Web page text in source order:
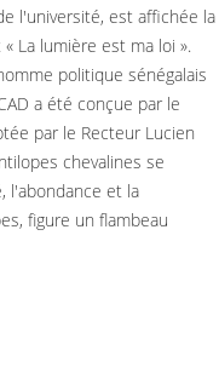
l'université, est affichée la
La lumière est ma loi ».
politique sénégalais
a été conçue par le
par le Recteur Lucien
chevalines se
l'abondance et la
figure un flambeau